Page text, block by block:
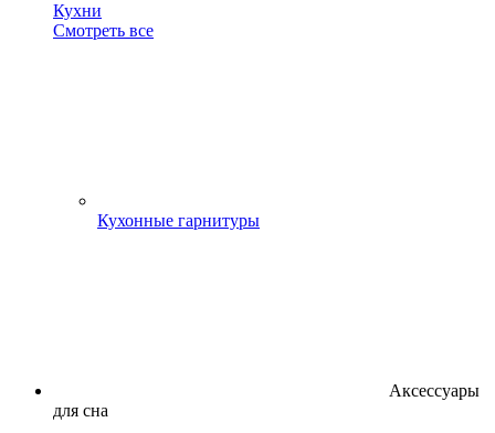
Кухни
Смотреть все
Кухонные гарнитуры
Аксессуары
для сна